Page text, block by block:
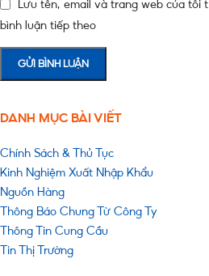
Lưu tên, email và trang web của tôi
bình luận tiếp theo
DANH MỤC BÀI VIẾT
Chính Sách & Thủ Tục
Kinh Nghiệm Xuất Nhập Khẩu
Nguồn Hàng
Thông Báo Chung Từ Công Ty
Thông Tin Cung Cầu
Tin Thị Trường